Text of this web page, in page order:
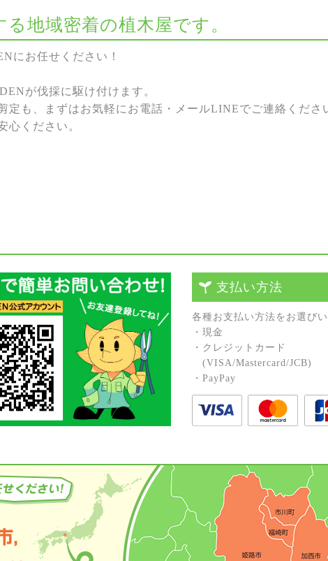
地域密着の植木屋です。
にお任せください！
が伐採に駆け付けます。
も、まずはお気軽にお電話・メールLINEでご連絡くださ
心ください。
支払い方法
各種お⽀払い⽅法をお選びい
・現⾦
・クレジットカード
(VISA/Mastercard/JCB)
・PayPay